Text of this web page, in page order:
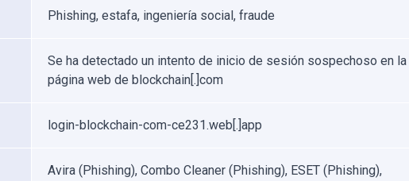
Phishing, estafa, ingeniería social, fraude
Se ha detectado un intento de inicio de sesión sospechoso en la
página web de blockchain[.]com
login-blockchain-com-ce231.web[.]app
Avira (Phishing), Combo Cleaner (Phishing), ESET (Phishing),